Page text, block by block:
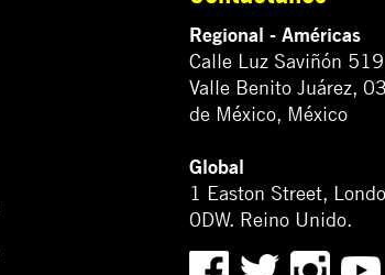
Regional - Américas
Calle Luz Saviñón
Valle Benito Juárez,
de México, México
Global
1 Easton Street,
0DW. Reino Unido.